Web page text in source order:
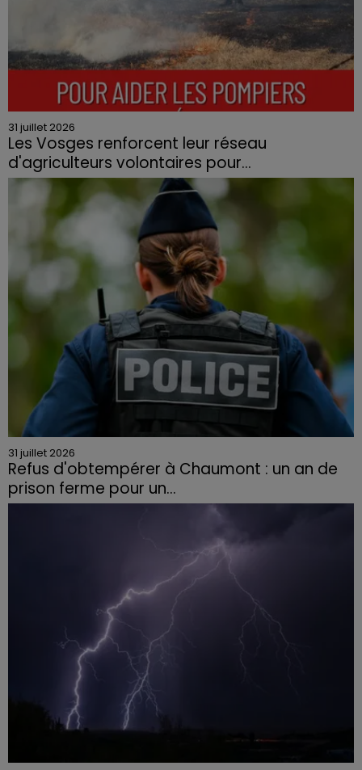
31 juillet 2026
Les Vosges renforcent leur réseau
d'agriculteurs volontaires pour...
Face à la sécheresse et aux risques de départs de feu,
la Chambre d'agriculture des Vosges a lancé un appel
aux agriculteurs volontaires pour venir en aide...
31 juillet 2026
Refus d'obtempérer à Chaumont : un an de
prison ferme pour un...
Le tribunal a également prononcé l'annulation de son